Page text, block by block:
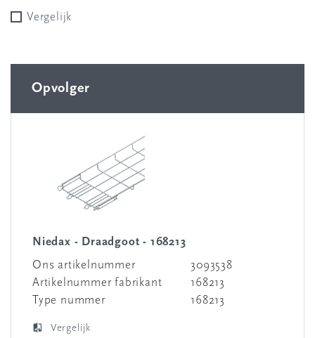
Vergelijk
Opvolger
Niedax - Draadgoot - 168213
Ons artikelnummer
3093538
Artikelnummer fabrikant
168213
Type nummer
168213
Vergelijk